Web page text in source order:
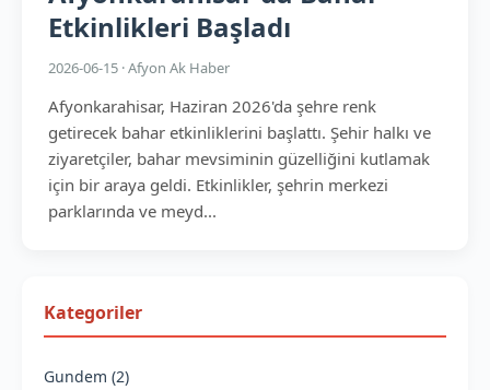
Etkinlikleri Başladı
2026-06-15 · Afyon Ak Haber
Afyonkarahisar, Haziran 2026'da şehre renk
getirecek bahar etkinliklerini başlattı. Şehir halkı ve
ziyaretçiler, bahar mevsiminin güzelliğini kutlamak
için bir araya geldi. Etkinlikler, şehrin merkezi
parklarında ve meyd...
Kategoriler
Gundem (2)